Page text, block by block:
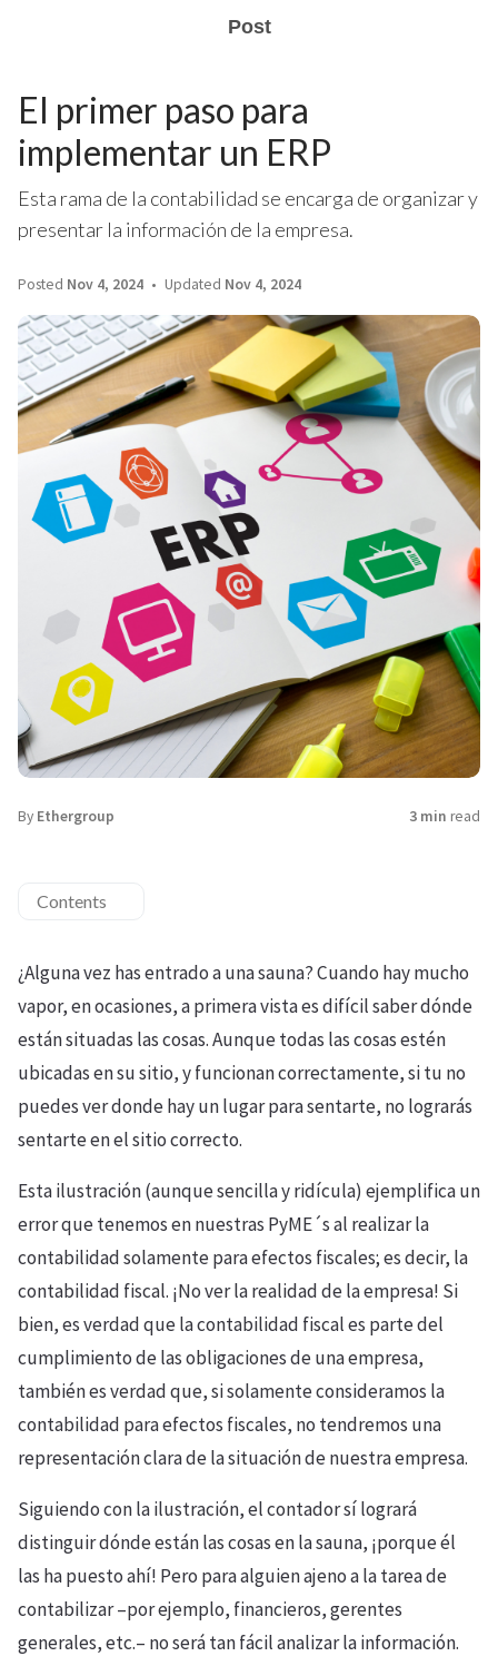
Post
El primer paso para
implementar un ERP
Esta rama de la contabilidad se encarga de organizar y
presentar la información de la empresa.
Posted Nov 4, 2024 Updated Nov 4, 2024
By Ethergroup 3 min read
Contents
¿Alguna vez has entrado a una sauna? Cuando hay mucho
vapor, en ocasiones, a primera vista es difícil saber dónde
están situadas las cosas. Aunque todas las cosas estén
ubicadas en su sitio, y funcionan correctamente, si tu no
puedes ver donde hay un lugar para sentarte, no lograrás
sentarte en el sitio correcto.
Esta ilustración (aunque sencilla y ridícula) ejemplifica un
error que tenemos en nuestras PyME´s al realizar la
contabilidad solamente para efectos fiscales; es decir, la
contabilidad fiscal. ¡No ver la realidad de la empresa! Si
bien, es verdad que la contabilidad fiscal es parte del
cumplimiento de las obligaciones de una empresa,
también es verdad que, si solamente consideramos la
contabilidad para efectos fiscales, no tendremos una
representación clara de la situación de nuestra empresa.
Siguiendo con la ilustración, el contador sí logrará
distinguir dónde están las cosas en la sauna, ¡porque él
las ha puesto ahí! Pero para alguien ajeno a la tarea de
contabilizar –por ejemplo, financieros, gerentes
generales, etc.– no será tan fácil analizar la información.